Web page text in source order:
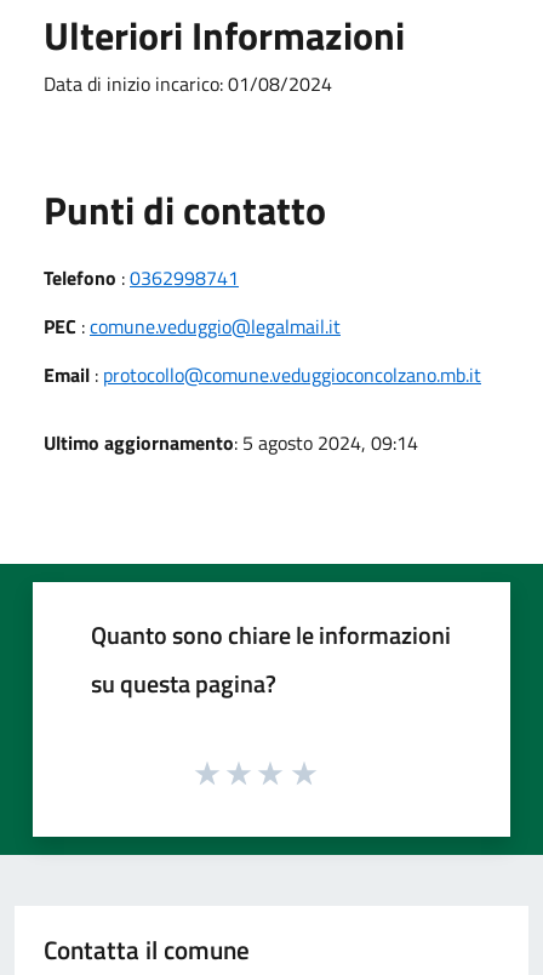
Ulteriori Informazioni
Data di inizio incarico: 01/08/2024
Punti di contatto
Telefono :0362998741
PEC :comune.veduggio@legalmail.it
Email : protocollo@comune.veduggioconcolzano.mb.it
Ultimo aggiornamento: 5 agosto 2024, 09:14
Quanto sono chiare le informazioni
su questa pagina?
Contatta il comune